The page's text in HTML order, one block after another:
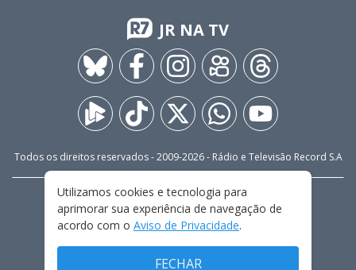
JR NA TV
Todos os direitos reservados - 2009-2026- Rádio e Televisão Record S.A
FALE CONOSCO
PRIVACIDADE
TERMOS E CONDIÇÕES DE USO
Utilizamos cookies e tecnologia para
aprimorar sua experiência de navegação de
acordo com o Aviso de Privacidade.
FECHAR